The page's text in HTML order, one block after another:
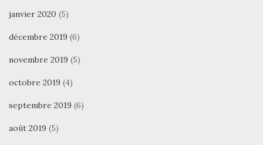
janvier 2020 (5)
décembre 2019 (6)
novembre 2019 (5)
octobre 2019 (4)
septembre 2019 (6)
août 2019 (5)